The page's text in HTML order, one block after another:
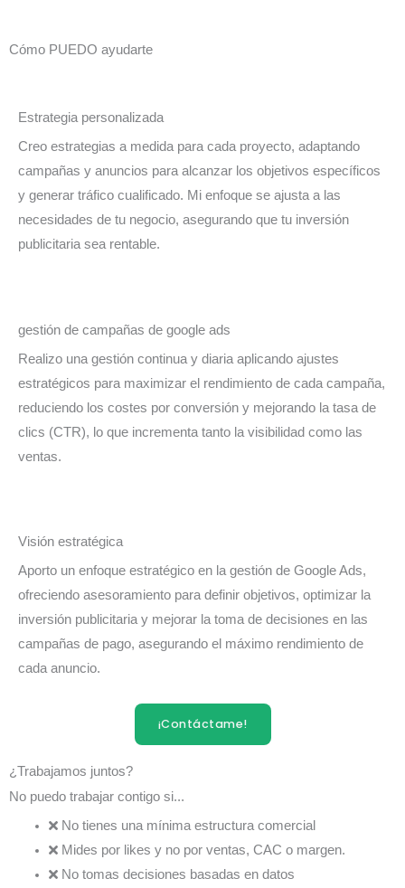
Cómo PUEDO ayudarte
Estrategia personalizada​
Creo estrategias a medida para cada proyecto, adaptando
campañas y anuncios para alcanzar los objetivos específicos
y generar tráfico cualificado. Mi enfoque se ajusta a las
necesidades de tu negocio, asegurando que tu inversión
publicitaria sea rentable.
gestión de campañas de google ads
Realizo una gestión continua y diaria aplicando ajustes
estratégicos para maximizar el rendimiento de cada campaña,
reduciendo los costes por conversión y mejorando la tasa de
clics (CTR), lo que incrementa tanto la visibilidad como las
ventas.​
Visión estratégica
Aporto un enfoque estratégico en la gestión de Google Ads,
ofreciendo asesoramiento para definir objetivos, optimizar la
inversión publicitaria y mejorar la toma de decisiones en las
campañas de pago, asegurando el máximo rendimiento de
cada anuncio.​
¡Contáctame!
¿Trabajamos juntos?
No puedo trabajar contigo si...
No tienes una mínima estructura comercial
Mides por likes y no por ventas, CAC o margen.
No tomas decisiones basadas en datos